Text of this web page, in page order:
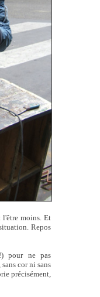
moins. Et
Repos
pour ne pas
cor ni sans
précisément,